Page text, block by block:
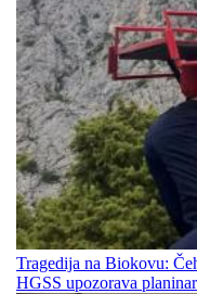
Tragedija na Biokovu:
HGSS upozorava